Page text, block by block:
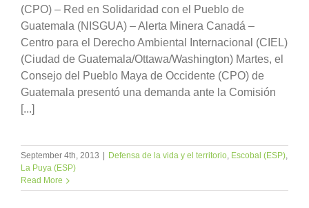
(CPO) – Red en Solidaridad con el Pueblo de
Guatemala (NISGUA) – Alerta Minera Canadá –
Centro para el Derecho Ambiental Internacional (CIEL)
(Ciudad de Guatemala/Ottawa/Washington) Martes, el
Consejo del Pueblo Maya de Occidente (CPO) de
Guatemala presentó una demanda ante la Comisión
[...]
September 4th, 2013 Defensa de la vida y el territorio, Escobal (ESP),
La Puya (ESP)
Read More